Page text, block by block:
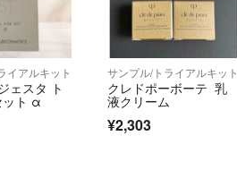
イアルキット
ェスタ ト
ット α
サンプル/トライアルキット
クレドポーボーテ 乳
液クリーム
¥2,303